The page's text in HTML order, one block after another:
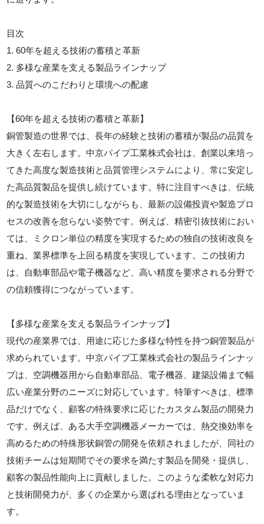
目次
1. 60年を超える技術の蓄積と革新
2. 多様な産業を支える製品ラインナップ
3. 品質へのこだわりと環境への配慮
【60年を超える技術の蓄積と革新】
銅管製造の世界では、長年の経験と技術の蓄積が製品の品質を
大きく左右します。中京パイプ工業株式会社は、創業以来培っ
てきた高度な製造技術と品質管理システムにより、常に安定し
た高品質製品を提供し続けています。特に注目すべきは、伝統
的な製造技術を大切にしながらも、最新の設備投資や製造プロ
セスの改善を怠らない姿勢です。例えば、精密引抜技術におい
ては、ミクロン単位の精度を実現するための独自の技術改良を
重ね、業界標準を上回る精度を実現しています。この技術力
は、自動車部品や電子機器など、高い精度を要求される分野で
の信頼獲得につながっています。
【多様な産業を支える製品ラインナップ】
現代の産業界では、用途に応じた多様な特性を持つ銅管製品が
求められています。中京パイプ工業株式会社の製品ラインナッ
プは、空調機器用から自動車部品、電子機器、建築設備まで幅
広い産業分野のニーズに対応しています。特筆すべきは、標準
品だけでなく、顧客の特殊要求に応じたカスタム製品の開発力
です。例えば、ある大手空調機器メーカーでは、熱交換効率を
高めるための特殊形状銅管の開発を依頼されましたが、同社の
技術チームは短期間でその要求を満たす製品を開発・提供し、
顧客の製品性能向上に貢献しました。このような柔軟な対応力
と技術開発力が、多くの企業から選ばれる理由となっていま
す。